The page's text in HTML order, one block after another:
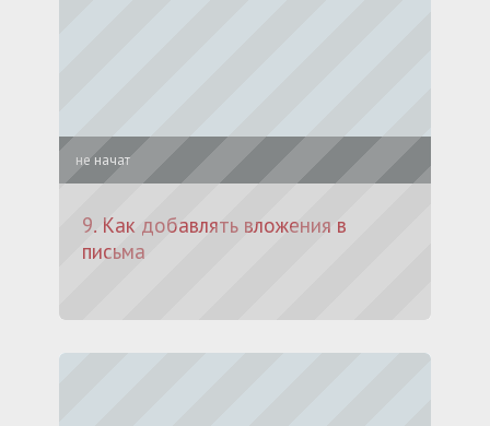
не начат
9. Как добавлять вложения в
письма